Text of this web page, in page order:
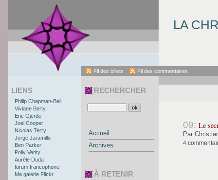
LA
09: Le
Par
4
RECHERCHER
Accueil
Archives
À RETENIR
Fil des billets Fil des commentaires
LIENS
Philip Chapman-Bell
Viviane Berty
Eric Gjerde
Joel Cooper
Nicolas Terry
Jorge Jaramillo
Ben Parker
Polly Verity
Aurèle Duda
forum francophone
Ma galerie Flickr